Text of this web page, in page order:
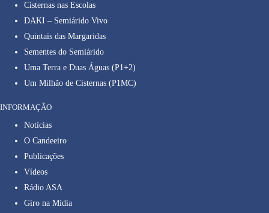
Cisternas nas Escolas
DAKI – Semiárido Vivo
Quintais das Margaridas
Sementes do Semiárido
Uma Terra e Duas Águas (P1+2)
Um Milhão de Cisternas (P1MC)
INFORMAÇÃO
Notícias
O Candeeiro
Publicações
Vídeos
Rádio ASA
Giro na Mídia